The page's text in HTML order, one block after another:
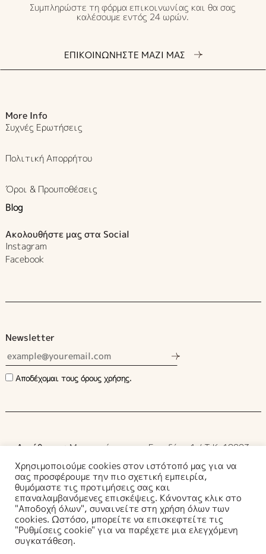
Συμπληρώστε τη φόρμα επικοινωνίας και θα σας
καλέσουμε εντός 24 ωρών.
ΕΠΙΚΟΙΝΩΝΗΣΤΕ ΜΑΖΙ ΜΑΣ
More Info
Συχνές Ερωτήσεις
Πολιτική Απορρήτου
Όροι & Προυποθέσεις
Blog
Ακολουθήστε μας στα Social
Instagram
Facebook
Newsletter
Αποδέχομαι τους όρους χρήσης.
Διεύθυνση:Μυρρινούντος και Εικαδέας 1 / Τ.Κ. 19003
Μαρκόπουλος Μεσογαίας
Τηλέφωνο:6937259298 –6937259278
Email:info@ilioupetra.gr
Χρησιμοποιούμε cookies στον ιστότοπό μας για να
σας προσφέρουμε την πιο σχετική εμπειρία,
θυμόμαστε τις προτιμήσεις σας και
επαναλαμβανόμενες επισκέψεις. Κάνοντας κλικ στο
"Αποδοχή όλων", συναινείτε στη χρήση όλων των
cookies. Ωστόσο, μπορείτε να επισκεφτείτε τις
"Ρυθμίσεις cookie" για να παρέχετε μια ελεγχόμενη
συγκατάθεση.